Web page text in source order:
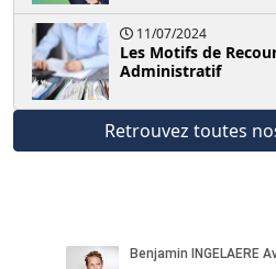
11/07/2024
Les Motifs de
Administratif
Retrouvez toutes